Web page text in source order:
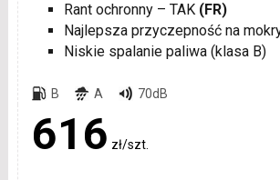
Rant ochronny – TAK (FR)
Najlepsza przyczepność na
Niskie spalanie paliwa (klasa B)
B A 70dB
616 zł/szt.